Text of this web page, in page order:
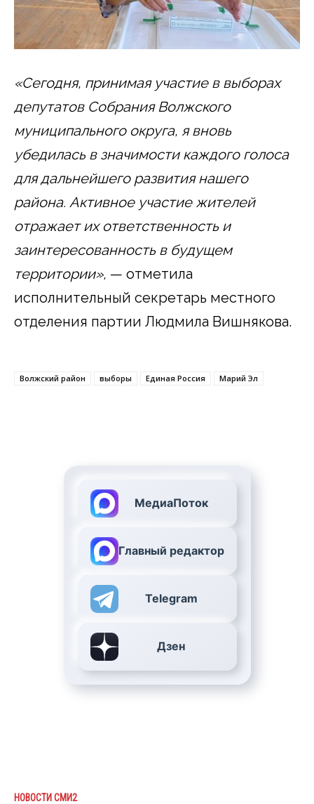
«Сегодня, принимая участие в выборах
депутатов Собрания Волжского
муниципального округа, я вновь
убедилась в значимости каждого голоса
для дальнейшего развития нашего
района. Активное участие жителей
отражает их ответственность и
заинтересованность в будущем
территории», — отметила
исполнительный секретарь местного
отделения партии Людмила Вишнякова.
Волжский район выборы Единая Россия Марий Эл
МедиаПоток
Главный редактор
Telegram
Дзен
НОВОСТИ СМИ2